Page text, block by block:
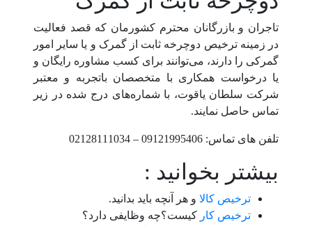
تاجران و بازرگانان محترم کشورمان که قصد فعالیت
در زمینه ترخیص دوچرخه ثابت از گمرک و یا سایر امور
گمرکی را دارند، می‌توانند برای کسب مشاوره رایگان و
یا درخواست همکاری با متخصصان باتجربه و معتبر
شرکت سلطان یاقوت، با شماره‌های درج شده در زیر
تماس حاصل نمایند.
تلفن های تماس: 09121995406 – 02128111034
بیشتر بخوانید :
ترخیص کالا و هر آنچه باید بدانید.
ترخیص کار کیست؟چه وظایفی دارد؟